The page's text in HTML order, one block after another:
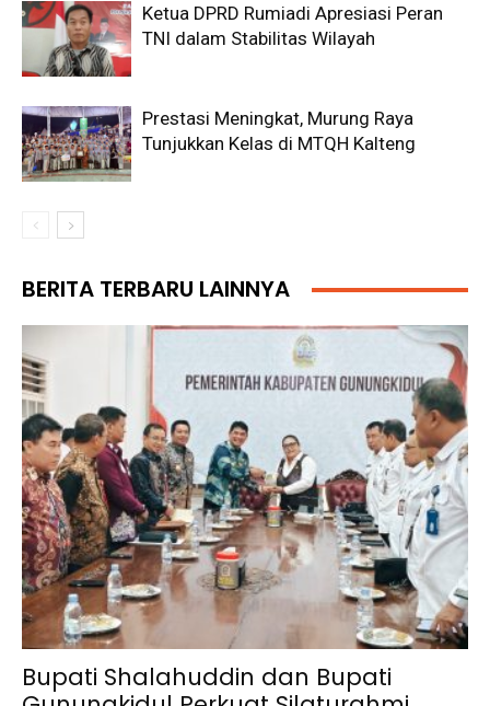
Ketua DPRD Rumiadi Apresiasi Peran
TNI dalam Stabilitas Wilayah
Prestasi Meningkat, Murung Raya
Tunjukkan Kelas di MTQH Kalteng
BERITA TERBARU LAINNYA
Bupati Shalahuddin dan Bupati